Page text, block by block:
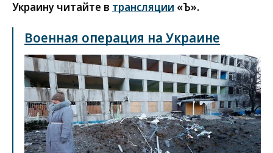
Украину читайте в трансляции «Ъ».
Военная операция на Украине